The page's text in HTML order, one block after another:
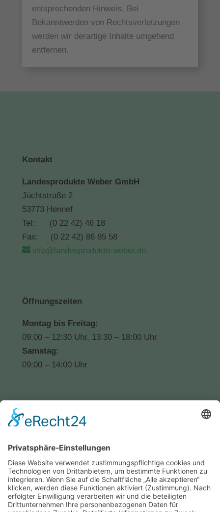
entsprechenden Hinweis. Bei
Bekanntwerden von Rechtsverletzungen
werden wir derartige Inhalte umgehend
entfernen.
Kontakt
Landesprodukte Weber GmbH
Jüchtstraße 2
53773 Hennef
Tel: (0 22 42) 46 18
Fax: (0 22 42) 86 85 58
info@landesprodukte-weber.de
Öffnungszeiten
Montag bis Freitag:
09:00 – 12:30 Uhr, 13:30 – 18:00 Uhr
Samstag:
09:00 – 14:00 Uhr
Haben Sie Fragen, Anmerkungen
Dann schreiben Sie uns!
vielen Dank.
Kontaktformular